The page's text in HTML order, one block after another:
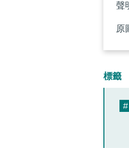
聲
原
標籤
#